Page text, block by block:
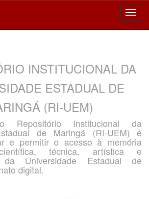
INSTITUCIONAL DA
ESTADUAL DE
(RI-UEM)
Institucional da
de Maringá (RI-UEM) é
e permitir o acesso à memória
técnica, artística e
da Universidade Estadual de
digital.